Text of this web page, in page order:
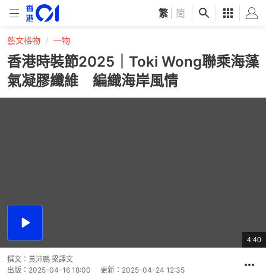
繁 简
藝文格物 一物
香港時裝節2025｜Toki Wong聯乘海藻
氣凝膠纖維 編織海岸風情
播
總
共
4:40
撰文： 黃沛鵬 梁譯文
出版： 2025-04-16 18:00 更新： 2025-04-24 12:35